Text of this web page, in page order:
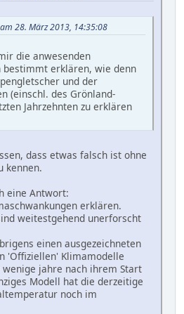
28. März 2013, 14:35:08
die anwesenden
bestimmt erklären, wie denn
und der
(einschl. des Grönland-
Jahrzehnten zu erklären
dass etwas falsch ist ohne
kennen.
eine Antwort:
erklären.
weitestgehend unerforscht
einen ausgezeichneten
'Offiziellen' Klimamodelle
jahre nach ihrem Start
Modell hat die derzeitige
noch im